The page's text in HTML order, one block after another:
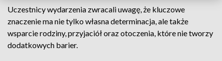
Uczestnicy wydarzenia zwracali uwagę, że kluczowe
znaczenie ma nie tylko własna determinacja, ale także
wsparcie rodziny, przyjaciół oraz otoczenia, które nie tworzy
dodatkowych barier.